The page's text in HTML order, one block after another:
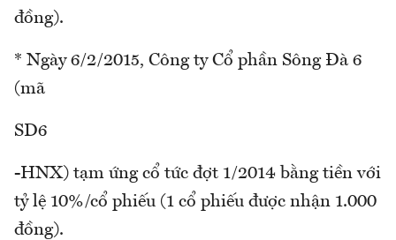
đồng).
* Ngày 6/2/2015, Công ty Cổ phần Sông Đà 6
(mã
SD6
-HNX) tạm ứng cổ tức đợt 1/2014 bằng tiền với
tỷ lệ 10%/cổ phiếu (1 cổ phiếu được nhận 1.000
đồng).